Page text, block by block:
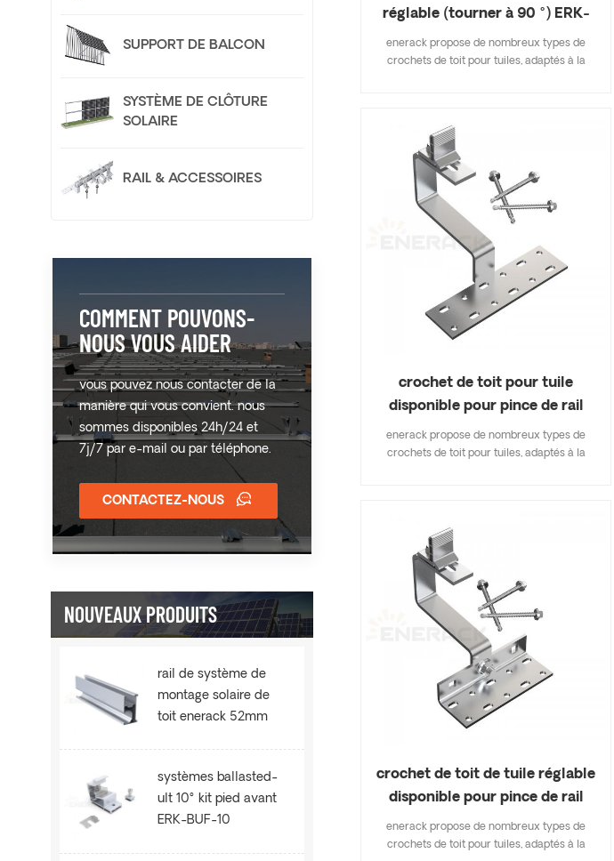
réglable (tourner à 90 °) ERK-
TRH-T07
enerack propose de nombreux types de
crochets de toit pour tuiles, adaptés à la
principales spécifications vous permet
d'économiser sur les coûts d'inventaire,
rapide et facile à installer. enerack propose
une grande variété de crochets de toit
offrant aux clients des options.
personnalisées autorisées en fonction des
besoins du client pour répondre aux
exigences d'installation particulières.
crochet de toit pour tuile
disponible pour pince de rail
ERK-TRH-T10
enerack propose de nombreux types de
crochets de toit pour tuiles, adaptés à la
d'économiser sur les coûts d'inventaire,
rapide et facile à installer. enerack propose
une grande variété de crochets de toit
offrant aux clients des options.
personnalisées autorisées en fonction des
besoins du client pour répondre aux
exigences d'installation particulières.
crochet de toit de tuile réglable
disponible pour pince de rail
ERK-TRH-T13
enerack propose de nombreux types de
crochets de toit pour tuiles, adaptés à la
SUPPORT DE BALCON
SYSTÈME DE CLÔTURE
SOLAIRE
RAIL & ACCESSOIRES
COMMENT POUVONS-
NOUS VOUS AIDER
vous pouvez nous contacter de la
manière qui vous convient. nous
sommes disponibles 24h/24 et
7j/7 par e-mail ou par téléphone.
CONTACTEZ-NOUS
NOUVEAUX PRODUITS
rail de système de
montage solaire de
toit enerack 52mm
systèmes ballasted-
ult 10° kit pied avant
ERK-BUF-10